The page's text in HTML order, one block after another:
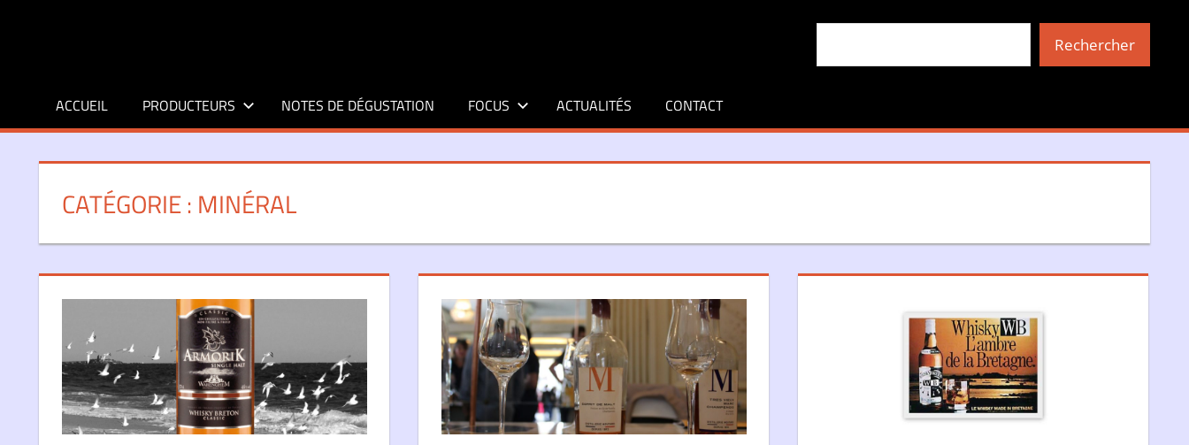
Rechercher
ACCUEIL PRODUCTEURS NOTES DE DÉGUSTATION FOCUS ACTUALITÉS CONTACT
CATÉGORIE : MINÉRAL